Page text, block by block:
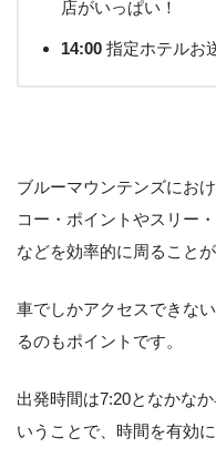
店がいっぱい！
14:00 指定ホテルお
ブルーマウンテンズにお
コー・ポイントやスリー
などを効率的に周ることが
車でしかアクセスできな
るのもポイントです。
出発時間は7:20となかな
いうことで、時間を有効